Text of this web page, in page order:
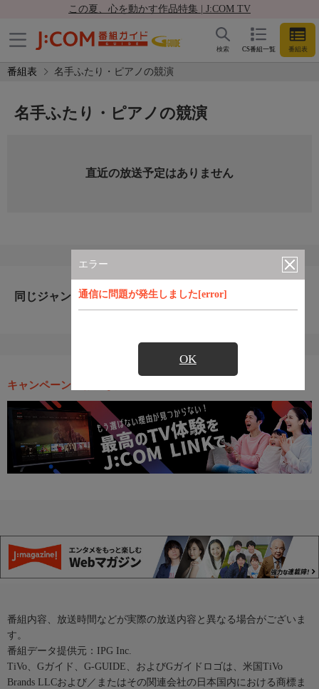
この夏、心を動かす作品特集 | J:COM TV
CS番組一覧 番組表
検索
番組表 名手ふたり・ピアノの競演
エラー
通信に問題が発生しました[error]
OK
名手ふたり・ピアノの競演
直近の放送予定はありません
同じジャンルのおすすめ番組
キャンペーン・お得な情報
番組内容、放送時間などが実際の放送内容と異なる場合がございま
す。
番組データ提供元：IPG Inc.
TiVo、Gガイド、G-GUIDE、およびGガイドロゴは、米国TiVo
Brands LLCおよび／またはその関連会社の日本国内における商標ま